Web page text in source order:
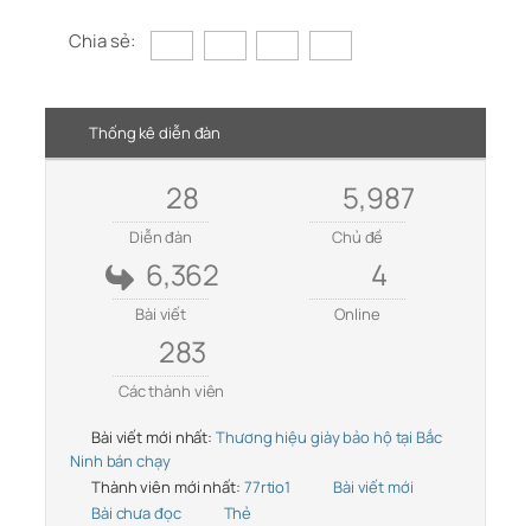
Chia sẻ:
Thống kê diễn đàn
28
Diễn đàn
5,987
Chủ đề
6,362
Bài viết
4
Online
283
Các thành viên
Bài viết mới nhất: Thương hiệu giày bảo hộ tại Bắc
Ninh bán chạy
Thành viên mới nhất: 77rtio1
Bài viết mới
Bài chưa đọc
Thẻ